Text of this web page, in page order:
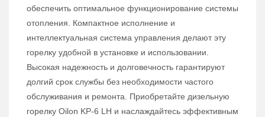
обеспечить оптимальное функционирование системы
отопления. Компактное исполнение и
интеллектуальная система управления делают эту
горелку удобной в установке и использовании.
Высокая надежность и долговечность гарантируют
долгий срок службы без необходимости частого
обслуживания и ремонта. Приобретайте дизельную
горелку Oilon KP-6 LH и наслаждайтесь эффективным